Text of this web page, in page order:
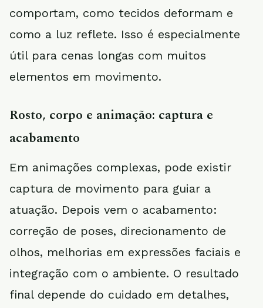
comportam, como tecidos deformam e
como a luz reflete. Isso é especialmente
útil para cenas longas com muitos
elementos em movimento.
Rosto, corpo e animação: captura e
acabamento
Em animações complexas, pode existir
captura de movimento para guiar a
atuação. Depois vem o acabamento:
correção de poses, direcionamento de
olhos, melhorias em expressões faciais e
integração com o ambiente. O resultado
final depende do cuidado em detalhes,